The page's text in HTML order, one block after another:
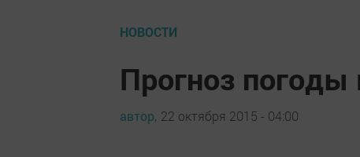
НОВОСТИ
Прогноз погоды
автор, 22 октября 2015 - 04:00